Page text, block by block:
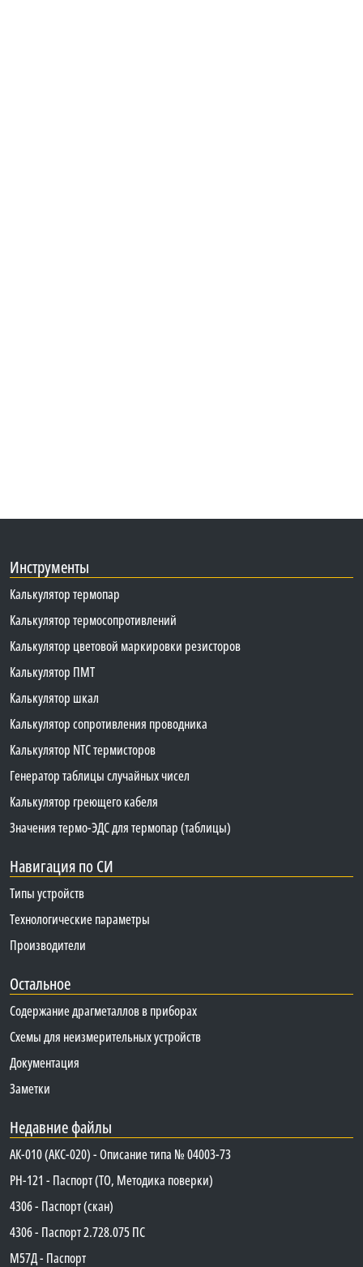
Инструменты
Калькулятор термопар
Калькулятор термосопротивлений
Калькулятор цветовой маркировки резисторов
Калькулятор ПМТ
Калькулятор шкал
Калькулятор сопротивления проводника
Калькулятор NTC термисторов
Генератор таблицы случайных чисел
Калькулятор греющего кабеля
Значения термо-ЭДС для термопар (таблицы)
Навигация по СИ
Типы устройств
Технологические параметры
Производители
Остальное
Содержание драгметаллов в приборах
Схемы для неизмерительных устройств
Документация
Заметки
Недавние файлы
АК-010 (АКС-020) - Описание типа № 04003-73
PH-121 - Паспорт (ТО, Методика поверки)
4306 - Паспорт (скан)
4306 - Паспорт 2.728.075 ПС
М57Д - Паспорт